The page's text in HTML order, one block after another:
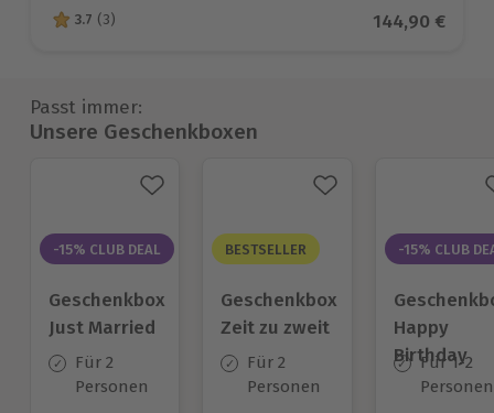
3.7 von 5 Sternen basierend auf 3 Bewertungen
3.7 (3) Aktueller
144,90 €
Passt immer:
Unsere Geschenkboxen
-15% CLUB DEAL
Geschenkbox
Just Married
Für 2
Personen
BESTSELLER
Geschenkbox
Zeit zu zweit
Für 2
Personen
-15% CLUB
Happy
Birthday
Für 1-2
Personen